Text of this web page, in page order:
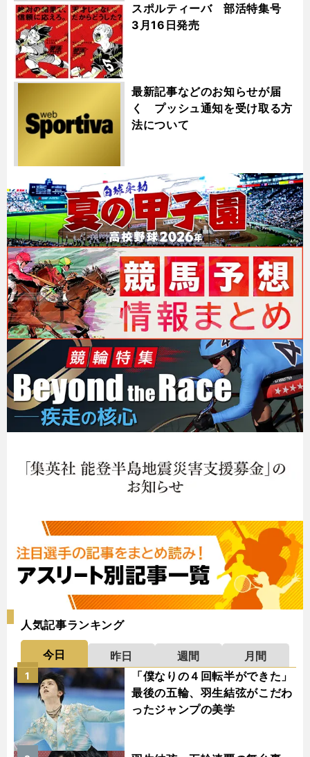
スポルティーバ 部活特集号
3月16日発売
最新記事などのお知らせが届
く プッシュ通知を受け取る方
法について
人気記事ランキング
今日 昨日 週間
月間
「僕なりの４回転半ができた」
最後の五輪、羽生結弦がこだわ
ったジャンプの美学
1